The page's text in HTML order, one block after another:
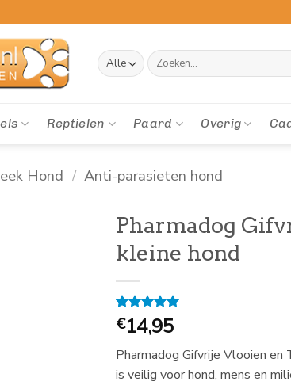
Zoeken
naar:
Reptielen Paard Overig
Hond / Anti-parasieten hond
Pharmadog
kleine hond
Gewaardeerd
5op 5
op
1
klantbeoordeling
€14,95
Pharmadog Gifvrije Vlooien
is veilig voor hond, mens en